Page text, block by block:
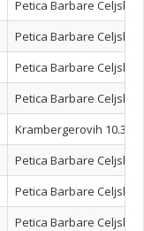
Petica Barbare Celjske -
Petica Barbare Celjske -
Petica Barbare Celjske -
Petica Barbare Celjske -
Krambergerovih 10.3km
Petica Barbare Celjske -
Petica Barbare Celjske -
Petica Barbare Celjske -